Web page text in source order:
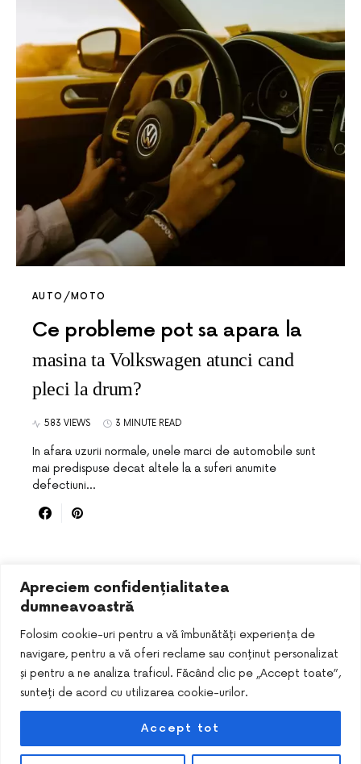
Apreciem confidențialitatea
dumneavoastră
Folosim cookie-uri pentru a vă îmbunătăți experiența de
navigare, pentru a vă oferi reclame sau conținut personalizat
și pentru a ne analiza traficul. Făcând clic pe „Accept toate”,
sunteți de acord cu utilizarea cookie-urilor.
Accept tot
AUTO/MOTO
Ce probleme pot sa apara la
masina ta Volkswagen atunci cand
pleci la drum?
583 VIEWS 3 MINUTE READ
In afara uzurii normale, unele marci de automobile sunt
mai predispuse decat altele la a suferi anumite
defectiuni…
DESIGNED & DEVELOPED BYSMART SEO PACK